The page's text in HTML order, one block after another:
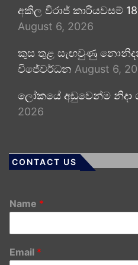
අකිල විරාජ් කාරියවසම්
August 6, 2026
කුස තුළ සැඟවුණු
විජේවර්ධන August 6,
ලෝකයේ අඩුවෙන්ම නිදා
2026
CONTACT US
Name *
Email *